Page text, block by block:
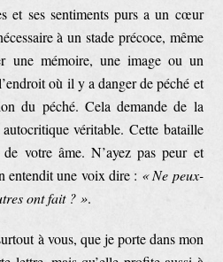
et ses sentiments purs a un cœur
à un stade précoce, même
une mémoire, une image ou un
où il y a danger de péché et
du péché. Cela demande de la
véritable. Cette bataille
votre âme. N’ayez pas peur et
entendit une voix dire : « Ne peux-
ont fait ? ».
à vous, que je porte dans mon